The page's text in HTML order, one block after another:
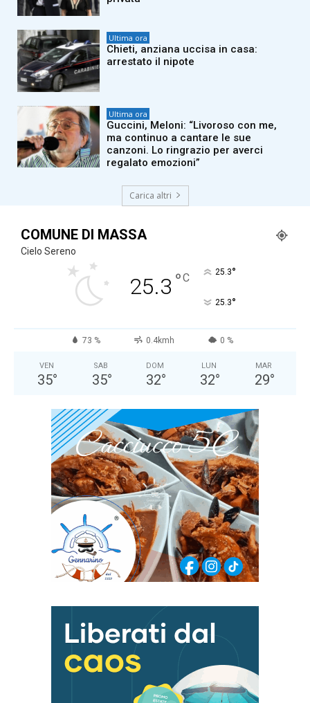
Ultima ora
Chieti, anziana uccisa in casa:
arrestato il nipote
Ultima ora
Guccini, Meloni: “Livoroso con me,
ma continuo a cantare le sue
canzoni. Lo ringrazio per averci
regalato emozioni”
Carica altri
COMUNE DI MASSA
Cielo Sereno
25.3 °C 25.3°
25.3°
73 % 0.4kmh 0 %
VEN
35°
SAB
35°
DOM
32°
LUN
32°
MAR
29°